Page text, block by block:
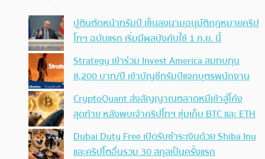
ปูตินตัดหน้าทรัมป์ เซ็นลงนามอนุมัติกฎหมายคริป
โทฯ ฉบับแรก เริ่มมีผลบังคับใช้ 1 ก.ย. นี้
Strategy เข้าร่วม Invest America สมทบทุน
8,200 บาท/ปี เข้าบัญชีทรัมป์แจกบุตรพนักงาน
CryptoQuant ส่งสัญญาณตลาดหมีเข้าสู่โค้ง
สุดท้าย หลังพบเจ้าคริปโทฯ ซุ่มเก็บ BTC และ ETH
Dubai Duty Free เปิดรับชำระเงินด้วย Shiba Inu
และคริปโตอื่นรวม 30 สกุลเป็นครั้งแรก